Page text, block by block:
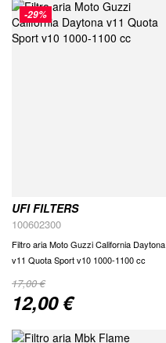
-29%
UFI FILTERS
100602300
Filtro aria Moto Guzzi California Daytona
v11 Quota Sport v10 1000-1100 cc
Special
Price
12,00 €
17,00 €